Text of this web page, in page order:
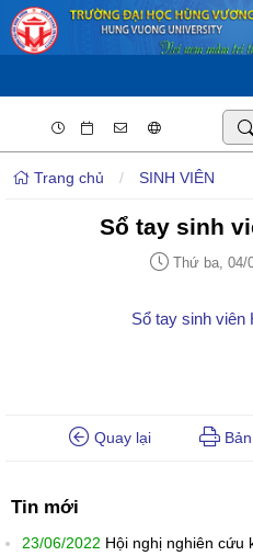
Trang chủ / SINH VIÊN
Sổ tay sinh
Thứ ba, 04/
Sổ tay sinh viên
Quay lại Bản
Tin mới
23/06/2022 Hội nghị nghiên cứu